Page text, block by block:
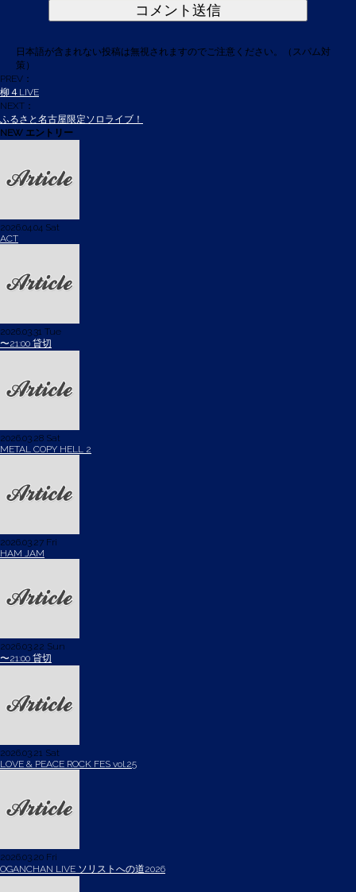
日本語が含まれない投稿は無視されますのでご注意ください。（スパム対
策）
PREV：
柳４LIVE
NEXT：
ふるさと名古屋限定ソロライブ！
NEW エントリー
2026.04.04 Sat
ACT
2026.03.31 Tue
〜21:00 貸切
2026.03.28 Sat
METAL COPY HELL 2
2026.03.27 Fri
HAM JAM
2026.03.22 Sun
〜21:00 貸切
2026.03.21 Sat
LOVE & PEACE ROCK FES vol.25
2026.03.20 Fri
OGANCHAN LIVE ソリストへの道2026